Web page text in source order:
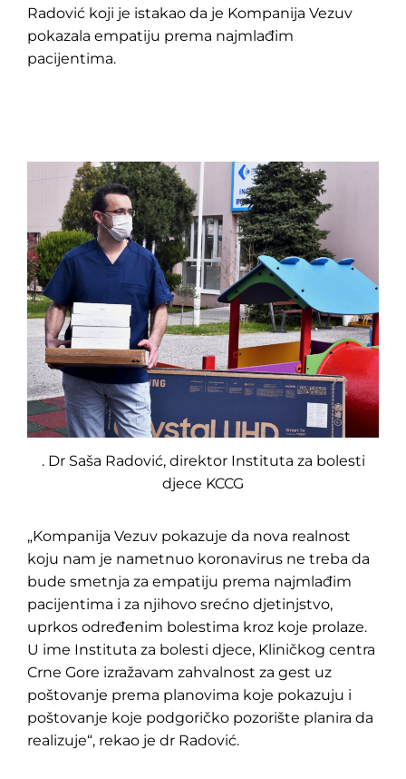
Radović koji je istakao da je Kompanija Vezuv
pokazala empatiju prema najmlađim
pacijentima.
. Dr Saša Radović, direktor Instituta za bolesti
djece KCCG
„Kompanija Vezuv pokazuje da nova realnost
koju nam je nametnuo koronavirus ne treba da
bude smetnja za empatiju prema najmlađim
pacijentima i za njihovo srećno djetinjstvo,
uprkos određenim bolestima kroz koje prolaze.
U ime Instituta za bolesti djece, Kliničkog centra
Crne Gore izražavam zahvalnost za gest uz
poštovanje prema planovima koje pokazuju i
poštovanje koje podgoričko pozorište planira da
realizuje“, rekao je dr Radović.